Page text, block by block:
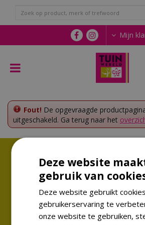
n
a
Mijn
Fout! De opgevraagde
uitgeschakeld. Ga terug naar het
Volg ons!
Altijd op de hoogte van de
Deze website
gebruik van
Deze website gebruikt
gebruikerservaring te
onze website te gebruiken,